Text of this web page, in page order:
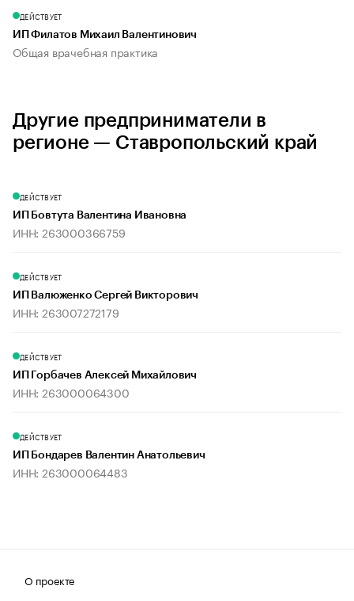
ДЕЙСТВУЕТ
ИП Филатов Михаил Валентинович
Общая врачебная практика
Другие предприниматели в
регионе — Ставропольский край
ДЕЙСТВУЕТ
ИП Бовтута Валентина Ивановна
ИНН: 263000366759
ДЕЙСТВУЕТ
ИП Валюженко Сергей Викторович
ИНН: 263007272179
ДЕЙСТВУЕТ
ИП Горбачев Алексей Михайлович
ИНН: 263000064300
ДЕЙСТВУЕТ
ИП Бондарев Валентин Анатольевич
ИНН: 263000064483
О проекте